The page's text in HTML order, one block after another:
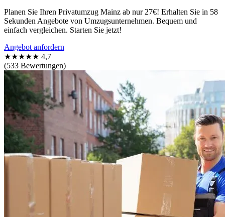
Planen Sie Ihren Privatumzug Mainz ab nur 27€! Erhalten Sie in 58
Sekunden Angebote von Umzugsunternehmen. Bequem und
einfach vergleichen. Starten Sie jetzt!
Angebot anfordern
★★★★★ 4,7
(533 Bewertungen)